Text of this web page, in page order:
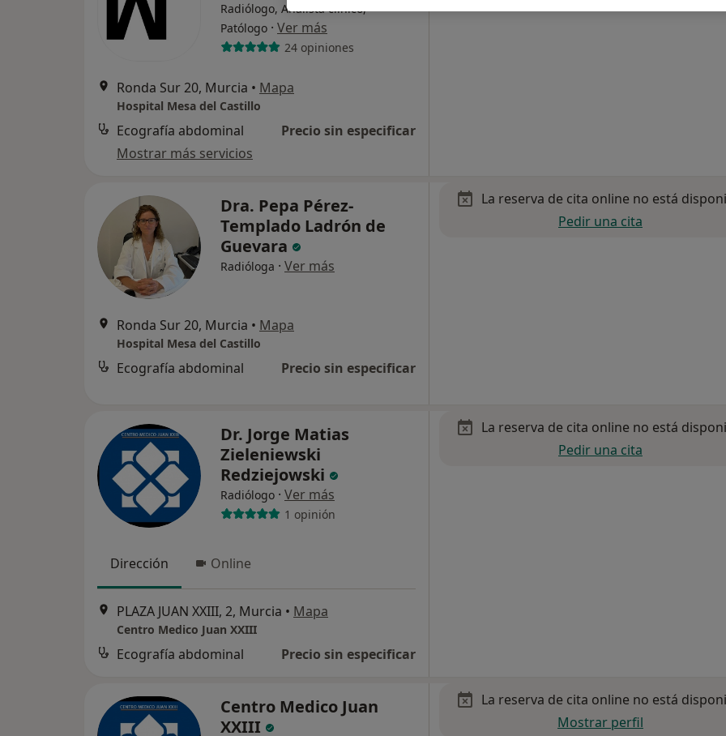
Radiólogo, Analista clínico,
Patólogo · Ver más
24 opiniones
Ronda Sur 20, Murcia • Mapa
Hospital Mesa del Castillo
Ecografía abdominal
Precio sin especificar
Mostrar más servicios
Dra. Pepa Pérez-
Templado Ladrón de
Guevara
Radióloga · Ver más
Ronda Sur 20, Murcia • Mapa
Hospital Mesa del Castillo
Ecografía abdominal Precio sin especificar
La reserva de cita online no está
Pedir una cita
Dr. Jorge Matias
Zieleniewski
Redziejowski
Radiólogo · Ver más
1 opinión
Dirección Online
PLAZA JUAN XXIII, 2, Murcia • Mapa
Centro Medico Juan XXIII
Ecografía abdominal Precio sin especificar
La reserva de cita online no está
Pedir una cita
Centro Medico Juan
XXIII
La reserva de cita online no está
Mostrar perfil